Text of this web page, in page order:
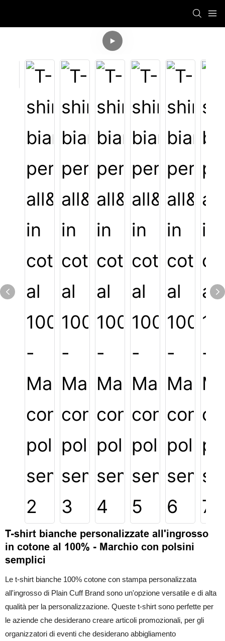
T-shirt bianche personalizzate all'ingrosso
in cotone al 100% - Marchio con polsini
semplici
Le t-shirt bianche 100% cotone con stampa personalizzata
all'ingrosso di Plain Cuff Brand sono un'opzione versatile e di alta
qualità per la personalizzazione. Queste t-shirt sono perfette per
le aziende che desiderano creare articoli promozionali, per gli
organizzatori di eventi che desiderano abbigliamento